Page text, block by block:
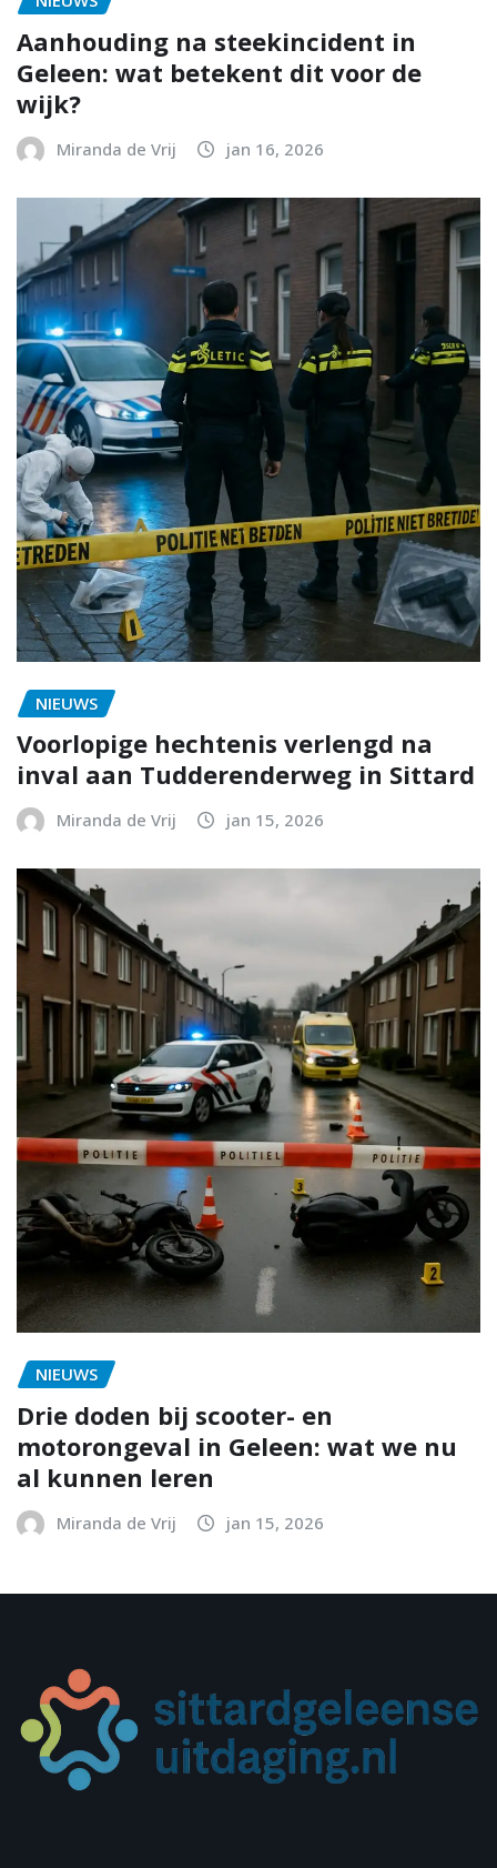
Aanhouding na steekincident in
Geleen: wat betekent dit voor de
wijk?
Miranda de Vrij jan 16, 2026
NIEUWS
Voorlopige hechtenis verlengd na
inval aan Tudderenderweg in Sittard
Miranda de Vrij jan 15, 2026
NIEUWS
Drie doden bij scooter- en
motorongeval in Geleen: wat we nu
al kunnen leren
Miranda de Vrij jan 15, 2026